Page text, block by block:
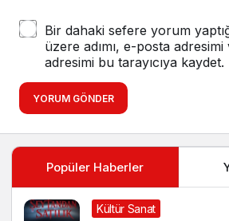
Bir dahaki sefere yorum
üzere adımı, e-posta
adresimi bu tarayıcıya kaydet.
YORUM GÖNDER
Popüler Haberler
Kültür Sanat